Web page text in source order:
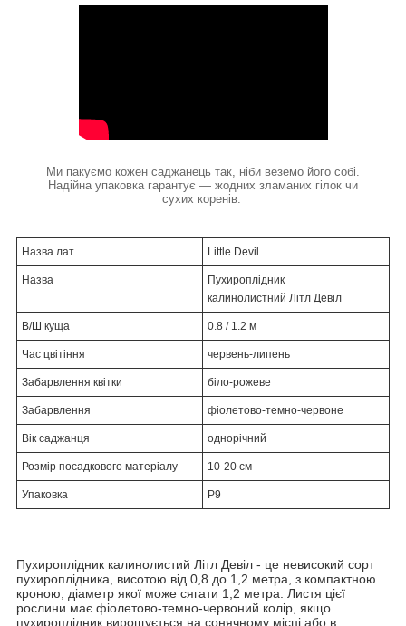
Ми пакуємо кожен саджанець так, ніби веземо його собі.
Надійна упаковка гарантує — жодних зламаних гілок чи
сухих коренів.
Назва лат. Little Devil
Назва
Пухироплідник
калинолистний Літл Девіл
В/Ш куща 0.8 / 1.2 м
Час цвітіння червень-липень
Забарвлення квітки біло-рожеве
Забарвлення фіолетово-темно-червоне
Вік саджанця однорічний
Розмір посадкового матеріалу 10-20 см
Упаковка Р9
Пухироплідник калинолистий Літл Девіл - це невисокий сорт
пухироплідника, висотою від 0,8 до 1,2 метра, з компактною
кроною, діаметр якої може сягати 1,2 метра. Листя цієї
рослини має фіолетово-темно-червоний колір, якщо
пухироплідник вирощується на сонячному місці або в